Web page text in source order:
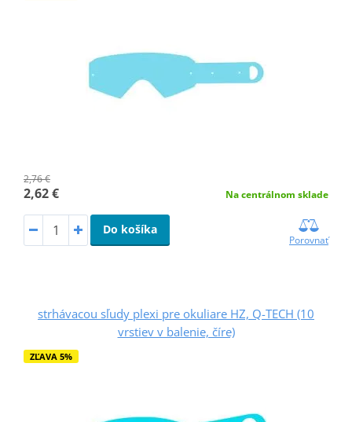
2,76 €
2,62 € Na centrálnom sklade
Do košíka
Porovnať
strhávacou sľudy plexi pre okuliare HZ, Q-TECH (10
vrstiev v balenie, číre)
ZĽAVA 5%